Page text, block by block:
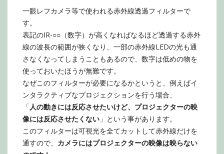
一眼レフカメラ等で使われる赤外線透過フィルターで
す。
表記のIR-○○（数字）が高くなればなるほど透過する赤外
線の波長の範囲が狭くなり、一部の赤外線LEDの光も通
さなくなってしまうこともあるので、数字は低めの物を
使っておいたほうが無難です。
なぜこのフィルターが必要になるかというと、例えばイ
ンタラクティブなプロジェクションを行う場合、
「 人の動きには反応させたいけど、プロジェクターの映
像には反応させたくない 」という事があります。
このフィルターは可視光を全てカットして赤外線だけを
通すので、 カメラにはプロジェクターの映像は映らない